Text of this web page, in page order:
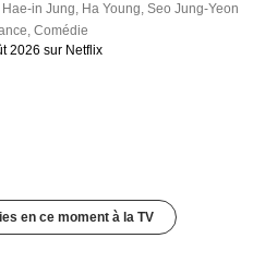
Hae-in Jung, Ha Young,Seo Jung-Yeon
,Comédie
2026 sur Netflix
en ce moment à la TV